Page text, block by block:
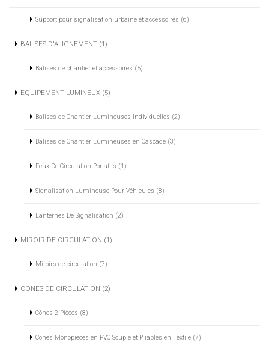
Support pour signalisation urbaine et accessoires (6)
BALISES D'ALIGNEMENT (1)
Balises de chantier et accessoires (5)
EQUIPEMENT LUMINEUX (5)
Balises de Chantier Lumineuses Individuelles (2)
Balises de Chantier Lumineuses en Cascade (3)
Feux De Circulation Portatifs (1)
Signalisation Lumineuse Pour Véhicules (8)
Lanternes De Signalisation (2)
MIROIR DE CIRCULATION (1)
Miroirs de circulation (7)
CÔNES DE CIRCULATION (2)
Cônes 2 Pièces (8)
Cônes Monopieces en PVC Souple et Pliables en Textile (7)